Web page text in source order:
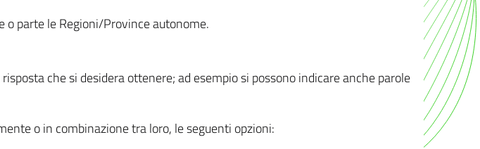
o parte le Regioni/Province autonome.
che si desidera ottenere; ad esempio si possono indicare anche parole
o in combinazione tra loro, le seguenti opzioni: